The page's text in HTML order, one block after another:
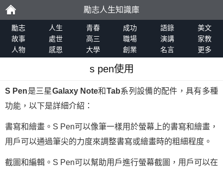
勵
志
勵志人生知識庫
勵志 人生 青春 成功 語錄
美文
故事
處世 高三 職場 演講
家教
人物
感恩 大學 創業 名言 更多
s pen使用
S Pen是三星Galaxy Note和Tab系列設備的配件，具有多種
功能，以下是詳細介紹：
書寫和繪畫。S Pen可以像筆一樣用於螢幕上的書寫和繪畫，
用戶可以通過筆尖的力度來調整書寫或繪畫時的粗細程度。
截圖和編輯。S Pen可以幫助用戶進行螢幕截圖，用戶可以在